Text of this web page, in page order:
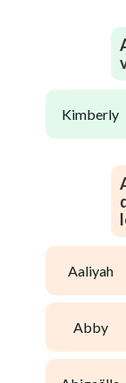
kimberly
aaliyah
abby